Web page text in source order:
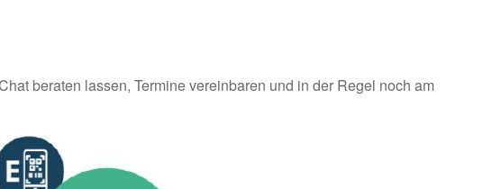
beraten lassen, Termine vereinbaren und in der Regel noch am